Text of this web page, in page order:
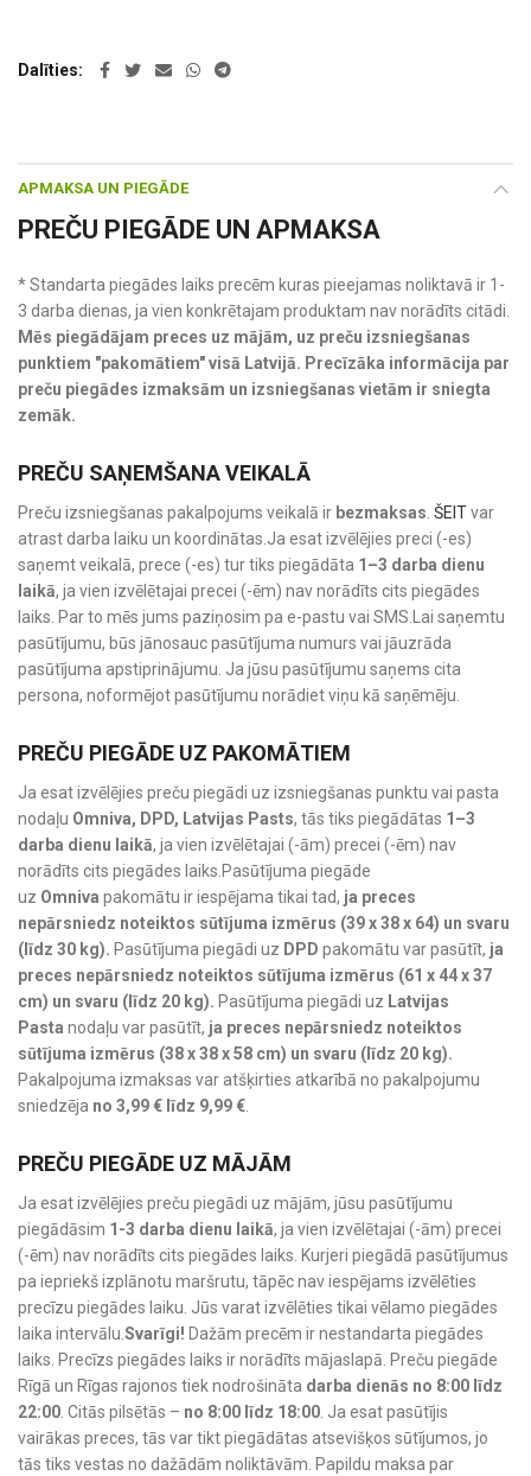
Dalīties
APMAKSA UN PIEGĀDE
PREČU PIEGĀDE UN APMAKSA
* Standarta piegādes laiks precēm kuras pieejamas noliktavā ir 1-
3 darba dienas, ja vien konkrētajam produktam nav norādīts citādi.
Mēs piegādājam preces uz mājām, uz preču izsniegšanas
punktiem "pakomātiem" visā Latvijā. Precīzāka informācija par
preču piegādes izmaksām un izsniegšanas vietām ir sniegta
zemāk.
PREČU SAŅEMŠANA VEIKALĀ
Preču izsniegšanas pakalpojums veikalā ir bezmaksas ŠEITvar
atrast darba laiku un koordinātas.Ja esat izvēlējies preci (-es)
saņemt veikalā, prece (-es) tur tiks piegādāta 1–3 darba dienu
laikā, ja vien izvēlētajai precei (-ēm) nav norādīts cits piegādes
laiks. Par to mēs jums paziņosim pa e-pastu vai SMS.Lai saņemtu
pasūtījumu, būs jānosauc pasūtījuma numurs vai jāuzrāda
pasūtījuma apstiprinājumu. Ja jūsu pasūtījumu saņems cita
persona, noformējot pasūtījumu norādiet viņu kā saņēmēju.
PREČU PIEGĀDE UZ PAKOMĀTIEM
Ja esat izvēlējies preču piegādi uz izsniegšanas punktu vai pasta
nodaļu Omniva, DPD, Latvijas Pasts, tās tiks piegādātas 1–3
darba dienu laikā, ja vien izvēlētajai (-ām) precei (-ēm) nav
norādīts cits piegādes laiks.Pasūtījuma piegāde
uz Omniva pakomātu ir iespējama tikai tad, ja preces
nepārsniedz noteiktos sūtījuma izmērus (39 x 38 x 64) un svaru
(līdz 30 kg). Pasūtījuma piegādi uz DPD pakomātu var pasūtīt, ja
preces nepārsniedz noteiktos sūtījuma izmērus (61 x 44 x 37
cm) un svaru (līdz 20 kg). Pasūtījuma piegādi uz Latvijas
Pasta nodaļu var pasūtīt, ja preces nepārsniedz noteiktos
sūtījuma izmērus (38 x 38 x 58 cm) un svaru (līdz 20 kg).
Pakalpojuma izmaksas var atšķirties atkarībā no pakalpojumu
sniedzēja no 3,99 € līdz 9,99 €
PREČU PIEGĀDE UZ MĀJĀM
Ja esat izvēlējies preču piegādi uz mājām, jūsu pasūtījumu
piegādāsim 1-3 darba dienu laikā, ja vien izvēlētajai (-ām) precei
(-ēm) nav norādīts cits piegādes laiks. Kurjeri piegādā pasūtījumus
pa iepriekš izplānotu maršrutu, tāpēc nav iespējams izvēlēties
precīzu piegādes laiku. Jūs varat izvēlēties tikai vēlamo piegādes
laika intervālu. Svarīgi! Dažām precēm ir nestandarta piegādes
laiks. Precīzs piegādes laiks ir norādīts mājaslapā. Preču piegāde
Rīgā un Rīgas rajonos tiek nodrošināta darba dienās no 8:00 līdz
22:00 . Citās pilsētās – no 8:00 līdz 18:00 . Ja esat pasūtījis
vairākas preces, tās var tikt piegādātas atsevišķos sūtījumos, jo
tās tiks vestas no dažādām noliktāvām. Papildu maksa par